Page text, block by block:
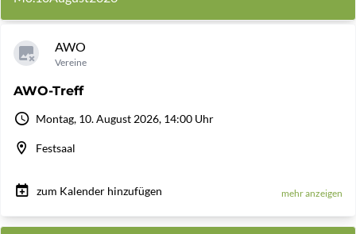
AWO
Vereine
AWO-Treff
Montag, 10. August 2026, 14:00 Uhr
Festsaal
zum Kalender hinzufügen mehr anzeigen